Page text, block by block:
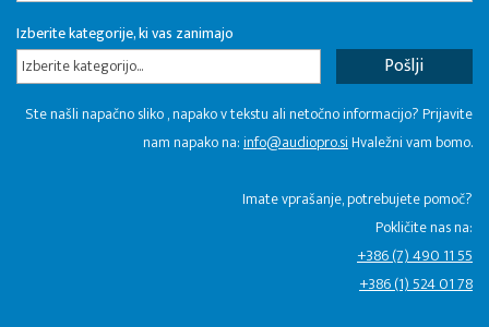
Izberite kategorije, ki vas zanimajo
Izberite kategorijo...
Ste našli napačno sliko , napako v tekstu ali netočno informacijo? Prijavite
nam napako na:info@audiopro.siHvaležni vam bomo.
Imate vprašanje, potrebujete pomoč?
Pokličite nas na:
+386 (7) 490 11 55
+386 (1) 524 01 78